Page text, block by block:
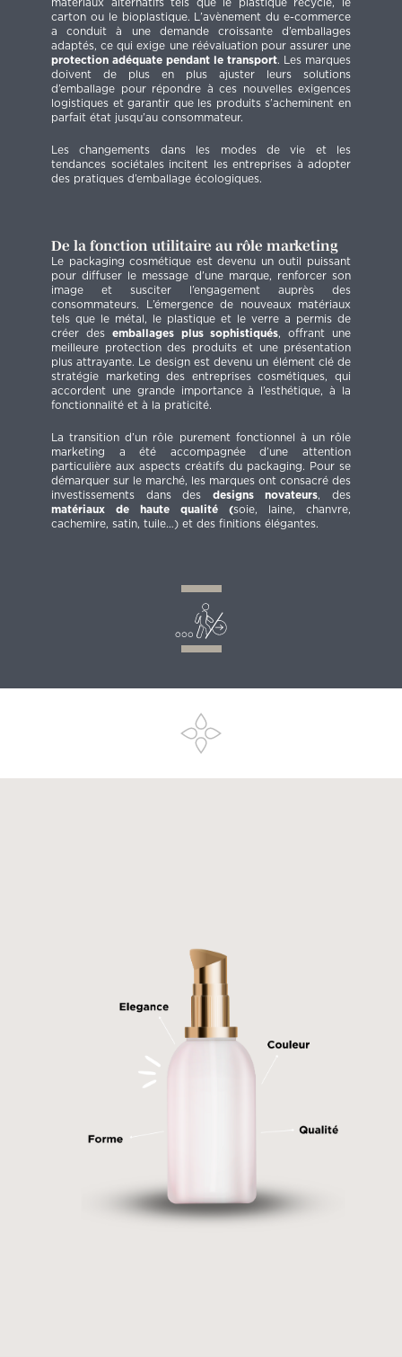
matériaux alternatifs tels que le plastique recyclé, le
carton ou le bioplastique. L’avènement du e-commerce
a conduit à une demande croissante d’emballages
adaptés, ce qui exige une réévaluation pour assurer une
protection adéquate pendant le transport. Les marques
doivent de plus en plus ajuster leurs solutions
d’emballage pour répondre à ces nouvelles exigences
logistiques et garantir que les produits s’acheminent en
parfait état jusqu’au consommateur.
Les changements dans les modes de vie et les
tendances sociétales incitent les entreprises à adopter
des pratiques d’emballage écologiques.
De la fonction utilitaire au rôle marketing
Le packaging cosmétique est devenu un outil puissant
pour diffuser le message d’une marque, renforcer son
image et susciter l’engagement auprès des
consommateurs. L’émergence de nouveaux matériaux
tels que le métal, le plastique et le verre a permis de
créer des emballages plus sophistiqués, offrant une
meilleure protection des produits et une présentation
plus attrayante. Le design est devenu un élément clé de
stratégie marketing des entreprises cosmétiques, qui
accordent une grande importance à l’esthétique, à la
fonctionnalité et à la praticité.
La transition d’un rôle purement fonctionnel à un rôle
marketing a été accompagnée d’une attention
particulière aux aspects créatifs du packaging. Pour se
démarquer sur le marché, les marques ont consacré des
investissements dans des designs novateurs, des
matériaux de haute qualité (soie, laine, chanvre,
cachemire, satin, tuile…) et des finitions élégantes.